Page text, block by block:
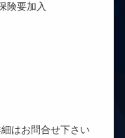
要加入
はお問合せ下さい